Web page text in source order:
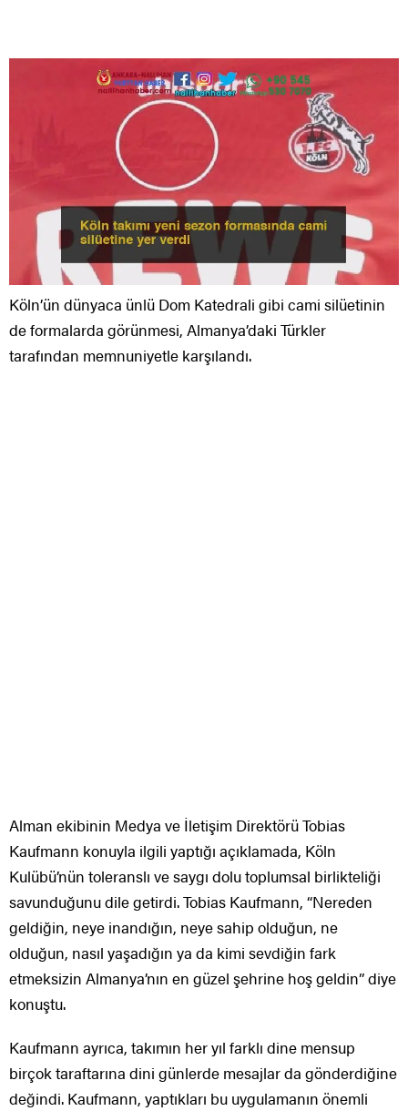
Köln’ün dünyaca ünlü Dom Katedrali gibi cami silüetinin
de formalarda görünmesi, Almanya’daki Türkler
tarafından memnuniyetle karşılandı.
Alman ekibinin Medya ve İletişim Direktörü Tobias
Kaufmann konuyla ilgili yaptığı açıklamada, Köln
Kulübü’nün toleranslı ve saygı dolu toplumsal birlikteliği
savunduğunu dile getirdi. Tobias Kaufmann, “Nereden
geldiğin, neye inandığın, neye sahip olduğun, ne
olduğun, nasıl yaşadığın ya da kimi sevdiğin fark
etmeksizin Almanya’nın en güzel şehrine hoş geldin” diye
konuştu.
Kaufmann ayrıca, takımın her yıl farklı dine mensup
birçok taraftarına dini günlerde mesajlar da gönderdiğine
değindi. Kaufmann, yaptıkları bu uygulamanın önemli